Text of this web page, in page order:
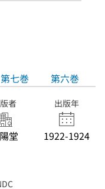
第七巻 第六巻
者
堂
出版年
1922-1924